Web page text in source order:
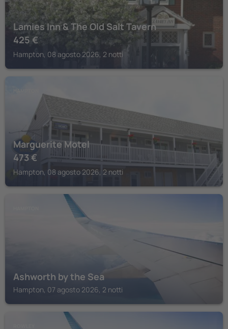
Lamies Inn & The Old Salt Tavern
425 €
Hampton, 08 agosto 2026, 2 notti
Marguerite Motel
473€
Hampton, 08 agosto 2026, 2 notti
Ashworth by the Sea
Hampton, 07 agosto 2026, 2 notti